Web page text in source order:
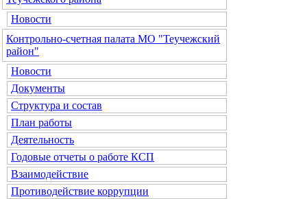
Новости
Контрольно-счетная палата МО "Теучежский
район"
Новости
Документы
Структура и состав
План работы
Деятельность
Годовые отчеты о работе КСП
Взаимодействие
Противодействие коррупции